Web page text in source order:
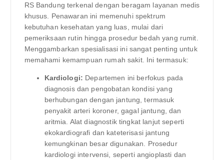
RS Bandung terkenal dengan beragam layanan medis
khusus. Penawaran ini memenuhi spektrum
kebutuhan kesehatan yang luas, mulai dari
pemeriksaan rutin hingga prosedur bedah yang rumit.
Menggambarkan spesialisasi ini sangat penting untuk
memahami kemampuan rumah sakit. Ini termasuk:
Kardiologi: Departemen ini berfokus pada
diagnosis dan pengobatan kondisi yang
berhubungan dengan jantung, termasuk
penyakit arteri koroner, gagal jantung, dan
aritmia. Alat diagnostik tingkat lanjut seperti
ekokardiografi dan kateterisasi jantung
kemungkinan besar digunakan. Prosedur
kardiologi intervensi, seperti angioplasti dan